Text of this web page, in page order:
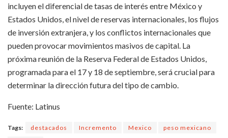
incluyen el diferencial de tasas de interés entre México y
Estados Unidos, el nivel de reservas internacionales, los flujos
de inversión extranjera, y los conflictos internacionales que
pueden provocar movimientos masivos de capital. La
próxima reunión de la Reserva Federal de Estados Unidos,
programada para el 17 y 18 de septiembre, será crucial para
determinar la dirección futura del tipo de cambio.
Fuente: Latinus
Tags: destacados Incremento Mexico
peso mexicano